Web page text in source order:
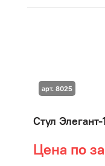
Стул Элегант-
Цена по
арт. 8025